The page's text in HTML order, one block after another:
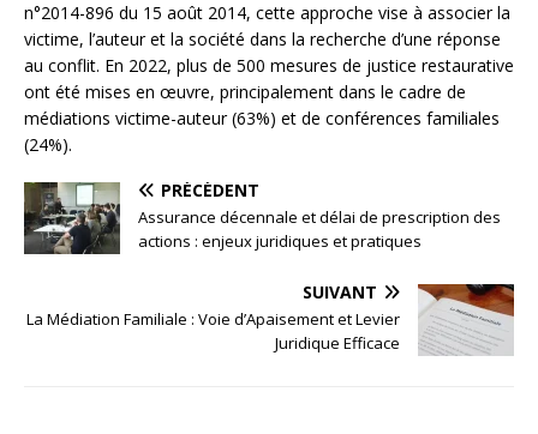
n°2014-896 du 15 août 2014, cette approche vise à associer la
victime, l’auteur et la société dans la recherche d’une réponse
au conflit. En 2022, plus de 500 mesures de justice restaurative
ont été mises en œuvre, principalement dans le cadre de
médiations victime-auteur (63%) et de conférences familiales
(24%).
PRÉCÉDENT
Assurance décennale et délai de prescription des
actions : enjeux juridiques et pratiques
SUIVANT
La Médiation Familiale : Voie d’Apaisement et Levier
Juridique Efficace